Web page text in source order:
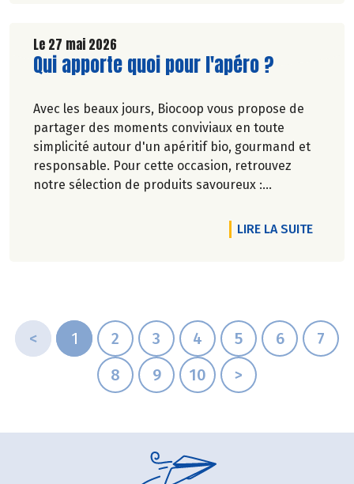
Le 27 mai 2026
Lire la suite de l'article
Qui apporte quoi pour l'apéro ?
Avec les beaux jours, Biocoop vous propose de
partager des moments conviviaux en toute
simplicité autour d'un apéritif bio, gourmand et
responsable. Pour cette occasion, retrouvez
notre sélection de produits savoureux :
croustillantes, gâteaux apéritifs gourmands, jus
de fruits rafraîchissants, kombuchas pétillants...
LIRE LA SUITEDE
< 1 2 3 4 5 6
7
8
9 10 >